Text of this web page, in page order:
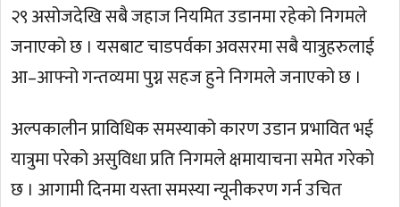
२९ असोजदेखि सबै जहाज नियमित उडानमा रहेको निगमले
जनाएको छ । यसबाट चाडपर्वका अवसरमा सबै यात्रुहरुलाई
आ–आफ्नो गन्तव्यमा पुग्न सहज हुने निगमले जनाएको छ ।
अल्पकालीन प्राविधिक समस्याको कारण उडान प्रभावित भई
यात्रुमा परेको असुविधा प्रति निगमले क्षमायाचना समेत गरेको
छ । आगामी दिनमा यस्ता समस्या न्यूनीकरण गर्न उचित